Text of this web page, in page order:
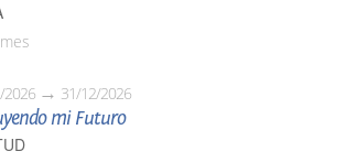
2026 31/12/2026
mi Futuro